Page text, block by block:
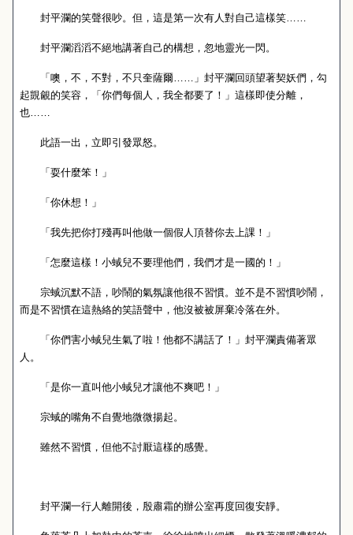
封平瀾的笑聲很吵。但，這是第一次有人對自己這樣笑……
封平瀾滔滔不絕地講著自己的構想，忽地靈光一閃。
「噢，不，不對，不只奎薩爾……」封平瀾回頭望著契妖們，勾
起覬覦的笑容，「你們每個人，我全都要了！」這樣即使分離，
也……
此語一出，立即引發眾怒。
「耍什麼笨！」
「你休想！」
「我先把你打殘再叫他做一個假人頂替你去上課！」
「怎麼這樣！小蜮兒不要理他們，我們才是一國的！」
宗蜮沉默不語，吵鬧的氣氛讓他很不習慣。並不是不習慣吵鬧，
而是不習慣在這熱絡的笑語聲中，他沒被被屏棄冷落在外。
「你們害小蜮兒生氣了啦！他都不講話了！」封平瀾責備著眾
人。
「是你一直叫他小蜮兒才讓他不爽吧！」
宗蜮的嘴角不自覺地微微揚起。
雖然不習慣，但他不討厭這樣的感覺。
封平瀾一行人離開後，殷肅霜的辦公室再度回復安靜。